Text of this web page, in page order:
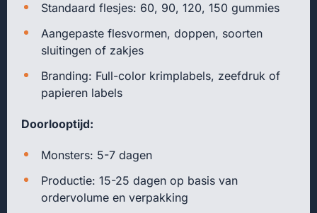
Standaard flesjes: 60, 90, 120, 150 gummies
Aangepaste flesvormen, doppen, soorten
sluitingen of zakjes
Branding: Full-color krimplabels, zeefdruk of
papieren labels
Doorlooptijd:
Monsters: 5-7 dagen
Productie: 15-25 dagen op basis van
ordervolume en verpakking